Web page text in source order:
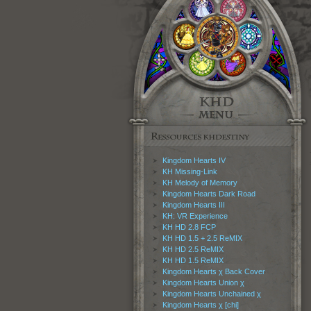
Kingdom Hearts IV
KH Missing-Link
KH Melody of Memory
Kingdom Hearts Dark Road
Kingdom Hearts III
KH: VR Experience
KH HD 2.8 FCP
KH HD 1.5 + 2.5 ReMIX
KH HD 2.5 ReMIX
KH HD 1.5 ReMIX
Kingdom Hearts χ Back Cover
Kingdom Hearts Union χ
Kingdom Hearts Unchained χ
Kingdom Hearts χ [chi]